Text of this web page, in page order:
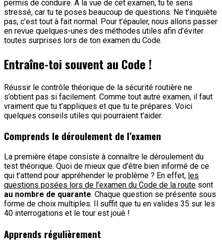
permis de conduire. À la vue de cet examen, tu te sens
stressé, car tu te poses beaucoup de questions. Ne t’inquiète
pas, c’est tout à fait normal. Pour t’épauler, nous allons passer
en revue quelques-unes des méthodes utiles afin d’éviter
toutes surprises lors de ton examen du Code.
Entraîne-toi souvent au Code !
Réussir le contrôle théorique de la sécurité routière ne
s’obtient pas si facilement. Comme tout autre examen, il faut
vraiment que tu t’appliques et que tu te prépares. Voici
quelques conseils utiles qui pourraient t’aider.
Comprends le déroulement de l’examen
La première étape consiste à connaître le déroulement du
test théorique. Quoi de mieux que d’être bien informé de ce
qui t’attend pour appréhender le problème ? En effet, les
questions posées lors de l’examen du Code de la route sont
au nombre de quarante. Chaque question se présente sous
forme de choix multiples. Il suffit que tu en valides 35 sur les
40 interrogations et le tour est joué !
Apprends régulièrement